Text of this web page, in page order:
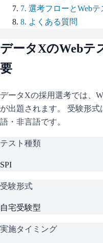
7. 選考フローとWeb
8. よくある質問
データXのWebテ
要
データXの採用選考では、
が出題されます。 受験形式
語・非言語です。
テスト種類
SPI
受験形式
自宅受験型
実施タイミング